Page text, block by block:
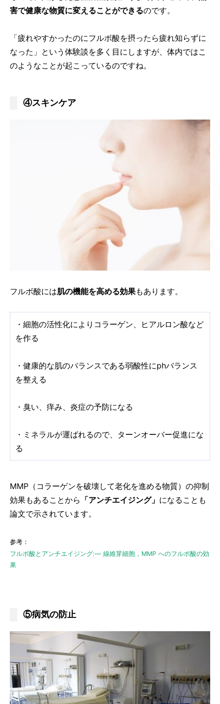
害で健康な物質に変えることができるのです。
「疲れやすかったのにフルボ酸を摂ったら疲れ知らずに
なった」という体験談を多く目にしますが、体内ではこ
のようなことが起こっているのですね。
④スキンケア
フルボ酸には肌の機能を高める効果もあります。
・細胞の活性化によりコラーゲン、ヒアルロン酸など
を作る
・健康的な肌のバランスである弱酸性にphバランス
を整える
・臭い、痒み、炎症の予防になる
・ミネラルが運ばれるので、ターンオーバー促進にな
る
MMP（コラーゲンを破壊して老化を進める物質）の抑制
効果もあることから 「アンチエイジング」 になることも
論文で示されています。
参考：
フルボ酸とアンチエイジング:― 線維芽細胞，MMP へのフルボ酸の効
果
⑤病気の防止